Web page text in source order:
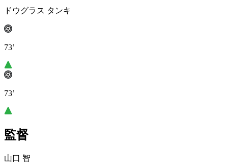
ドウグラス タンキ
73’
73’
監督
山口 智